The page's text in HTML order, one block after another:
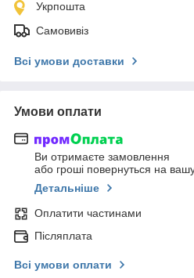
Укрпошта
Самовивіз
Всі умови доставки
Умови оплати
Ви отримаєте замовлення
або гроші повернуться на
Детальніше
Оплатити частинами
Післяплата
Всі умови оплати